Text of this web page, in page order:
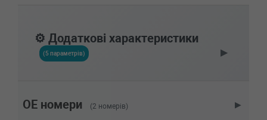
⚙️ Додаткові характеристики
(5 параметрів) ▶
OE номери (2 номерів) ▶